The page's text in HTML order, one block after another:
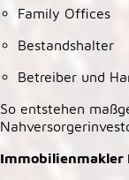
Family Offices
Bestandshalter
Betreiber und
So entstehen
Immobilienmakler